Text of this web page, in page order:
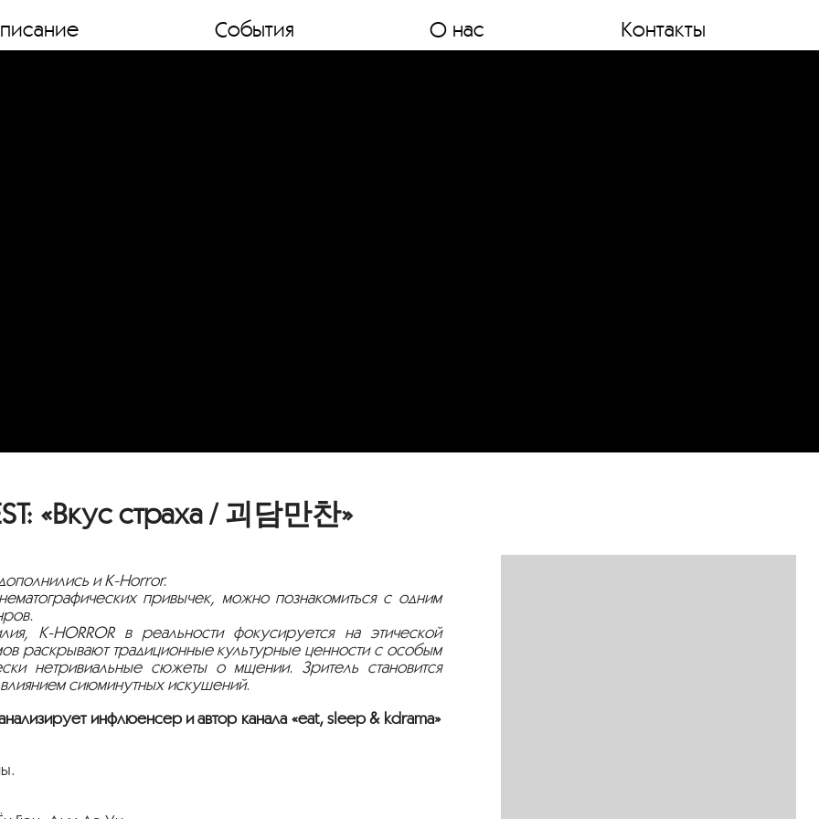
События О нас Контакты
«Вкус страха / 괴담만찬»
иK-Horror.
привычек, можно познакомиться с одним
K-HORRORв реальности фокусируется на этической
раскрывают традиционные культурные ценности с особым
нетривиальные сюжеты о мщении. Зритель становится
сиюминутных искушений.
инфлюенсер и автор канала «eat, sleep & kdrama»